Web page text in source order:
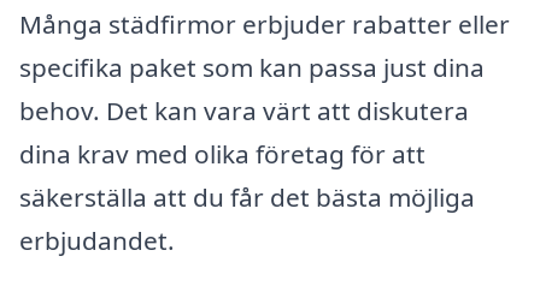
Många städfirmor erbjuder rabatter eller
specifika paket som kan passa just dina
behov. Det kan vara värt att diskutera
dina krav med olika företag för att
säkerställa att du får det bästa möjliga
erbjudandet.